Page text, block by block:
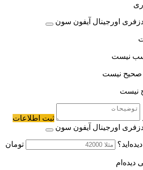
اورجینال آیفون سون
نیست
صحیح نیست
نیست
ثبت اطلاعات
اورجینال آیفون سون
تومان
دیده‌ام